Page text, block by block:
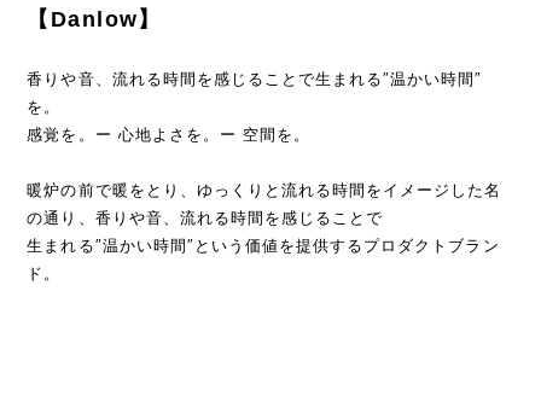
【Danlow】
香りや音、流れる時間を感じることで生まれる″温かい時間″
を。
感覚を。ー 心地よさを。ー 空間を。
暖炉の前で暖をとり、ゆっくりと流れる時間をイメージした名
の通り、香りや音、流れる時間を感じることで
生まれる″温かい時間″という価値を提供するプロダクトブラン
ド。